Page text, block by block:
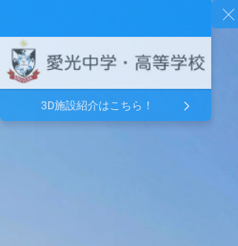
3D施設紹介はこちら！